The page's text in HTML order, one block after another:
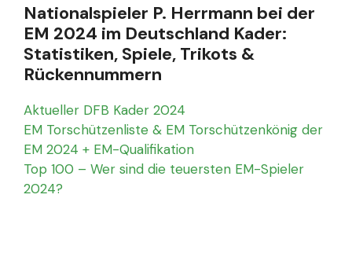
Nationalspieler P. Herrmann bei der
EM 2024 im Deutschland Kader:
Statistiken, Spiele, Trikots &
Rückennummern
Aktueller DFB Kader 2024
EM Torschützenliste & EM Torschützenkönig der
EM 2024 + EM-Qualifikation
Top 100 – Wer sind die teuersten EM-Spieler
2024?